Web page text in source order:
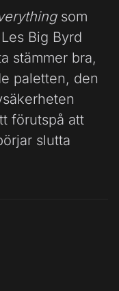
som
Big Byrd
stämmer bra,
paletten, den
förutspå att
slutta